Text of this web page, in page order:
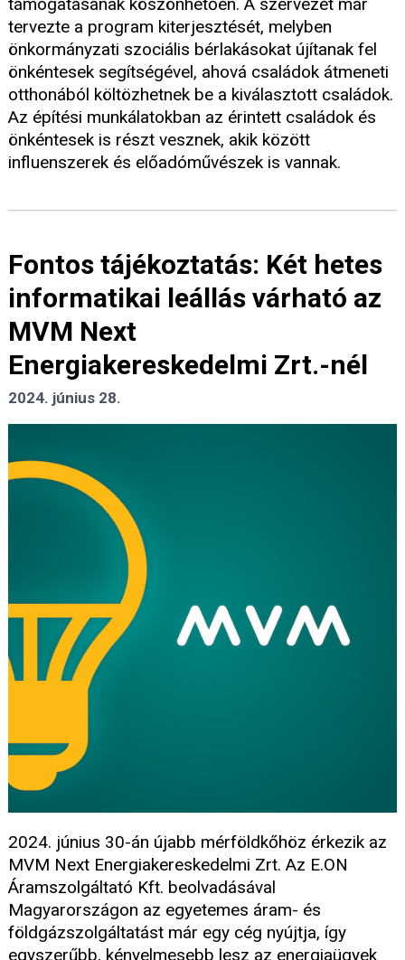
támogatásának köszönhetően. A szervezet már
tervezte a program kiterjesztését, melyben
önkormányzati szociális bérlakásokat újítanak fel
önkéntesek segítségével, ahová családok átmeneti
otthonából költözhetnek be a kiválasztott családok.
Az építési munkálatokban az érintett családok és
önkéntesek is részt vesznek, akik között
influenszerek és előadóművészek is vannak.
Fontos tájékoztatás: Két hetes
informatikai leállás várható az
MVM Next
Energiakereskedelmi Zrt.-nél
2024. június 28.
2024. június 30-án újabb mérföldkőhöz érkezik az
MVM Next Energiakereskedelmi Zrt. Az E.ON
Áramszolgáltató Kft. beolvadásával
Magyarországon az egyetemes áram- és
földgázszolgáltatást már egy cég nyújtja, így
egyszerűbb, kényelmesebb lesz az energiaügyek